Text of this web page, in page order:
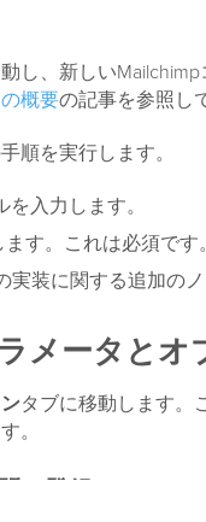
し、新しい
概要の記事を参照し
順を実行します。
入力します。
す。これは必須です
実装に関する追加のノ
メータとオ
タブに移動します。
。